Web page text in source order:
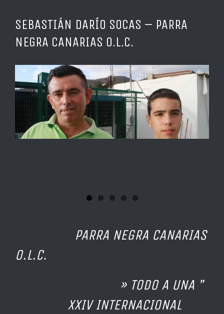
SEBASTIÁN DARÍO SOCAS – PARRA
NEGRA CANARIAS O.L.C.
Ver
imagen
PARRA NEGRA CANARIAS
O.L.C.
» TODO A UNA ”
XXIV INTERNACIONAL